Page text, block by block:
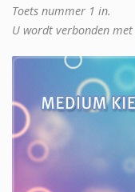
Toets nummer 1 in.
U wordt verbonden met